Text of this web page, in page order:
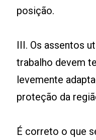
posição.
III. Os assentos
trabalho devem
levemente
proteção da
É correto o que